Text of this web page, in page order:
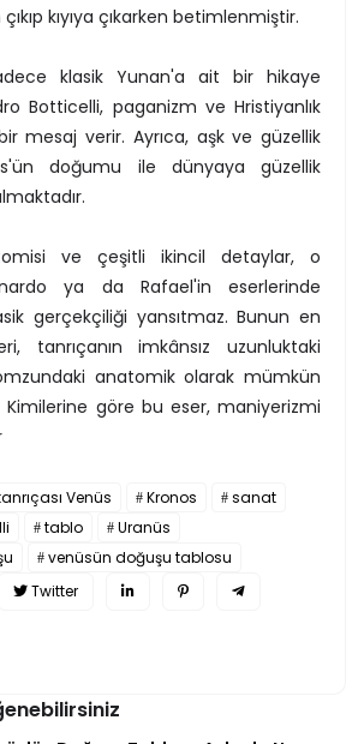
kıyıya çıkarken betimlenmiştir.
klasik Yunan'a ait bir hikaye
Botticelli, paganizm ve Hristiyanlık
mesaj verir. Ayrıca, aşk ve güzellik
doğumu ile dünyaya güzellik
ve çeşitli ikincil detaylar, o
ya da Rafael'in eserlerinde
gerçekçiliği yansıtmaz. Bunun en
tanrıçanın imkânsız uzunluktaki
anatomik olarak mümkün
Kimilerine göre bu eser, maniyerizmi
Venüs Kronos
sanat
tablo
Uranüs
venüsün doğuşu tablosu
Twitter